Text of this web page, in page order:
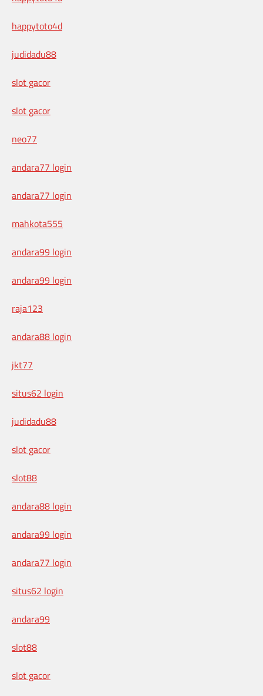
happytoto4d
judidadu88
slot gacor
slot gacor
neo77
andara77 login
andara77 login
mahkota555
andara99 login
andara99 login
raja123
andara88 login
jkt77
situs62 login
judidadu88
slot gacor
slot88
andara88 login
andara99 login
andara77 login
situs62 login
andara99
slot88
slot gacor